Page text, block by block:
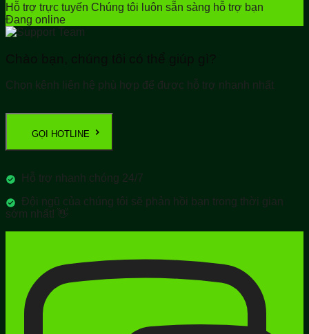
Hỗ trợ trực tuyến Chúng tôi luôn sẵn sàng hỗ trợ bạn
Đang online
Chào bạn, chúng tôi có thể giúp gì?
Chọn kênh liên hệ phù hợp để được hỗ trợ nhanh nhất
GỌI HOTLINE
Hỗ trợ nhanh chóng 24/7
Đội ngũ của chúng tôi sẽ phản hồi bạn trong thời gian
sớm nhất! 👋